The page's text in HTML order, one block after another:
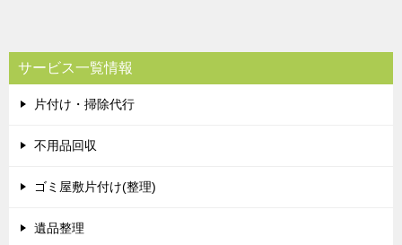
サービス一覧情報
片付け・掃除代行
不用品回収
ゴミ屋敷片付け(整理)
遺品整理